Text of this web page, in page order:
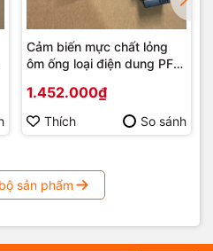
Cảm biến mực chất lỏng
ôm ống loại điện dung PF-
1.452.000₫
Thích So sánh
sản phẩm